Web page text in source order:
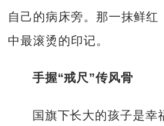
自己的病床旁。那一抹鲜红
中最滚烫的印记。
手握“戒尺”传风骨
国旗下长大的孩子是幸